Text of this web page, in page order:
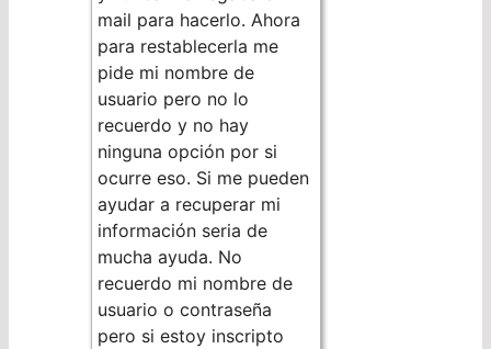
mail para hacerlo. Ahora
para restablecerla me
pide mi nombre de
usuario pero no lo
recuerdo y no hay
ninguna opción por si
ocurre eso. Si me pueden
ayudar a recuperar mi
información seria de
mucha ayuda. No
recuerdo mi nombre de
usuario o contraseña
pero si estoy inscripto